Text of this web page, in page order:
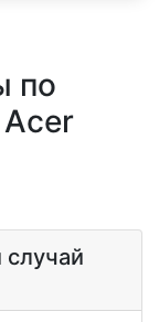
по
случай